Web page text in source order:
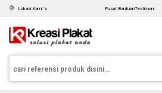
Lokasi Kami ↘ Pusat BantuanTestimoni